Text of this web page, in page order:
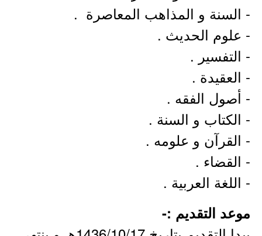
- السنة و المذاهب المعاصرة .
- علوم الحديث .
- التفسير .
- العقيدة .
- أصول الفقه .
- الكتاب و السنة .
- القرآن و علومه .
- القضاء .
- اللغة العربية .
موعد التقديم :-